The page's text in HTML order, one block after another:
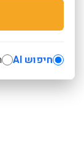
חיפוש AI